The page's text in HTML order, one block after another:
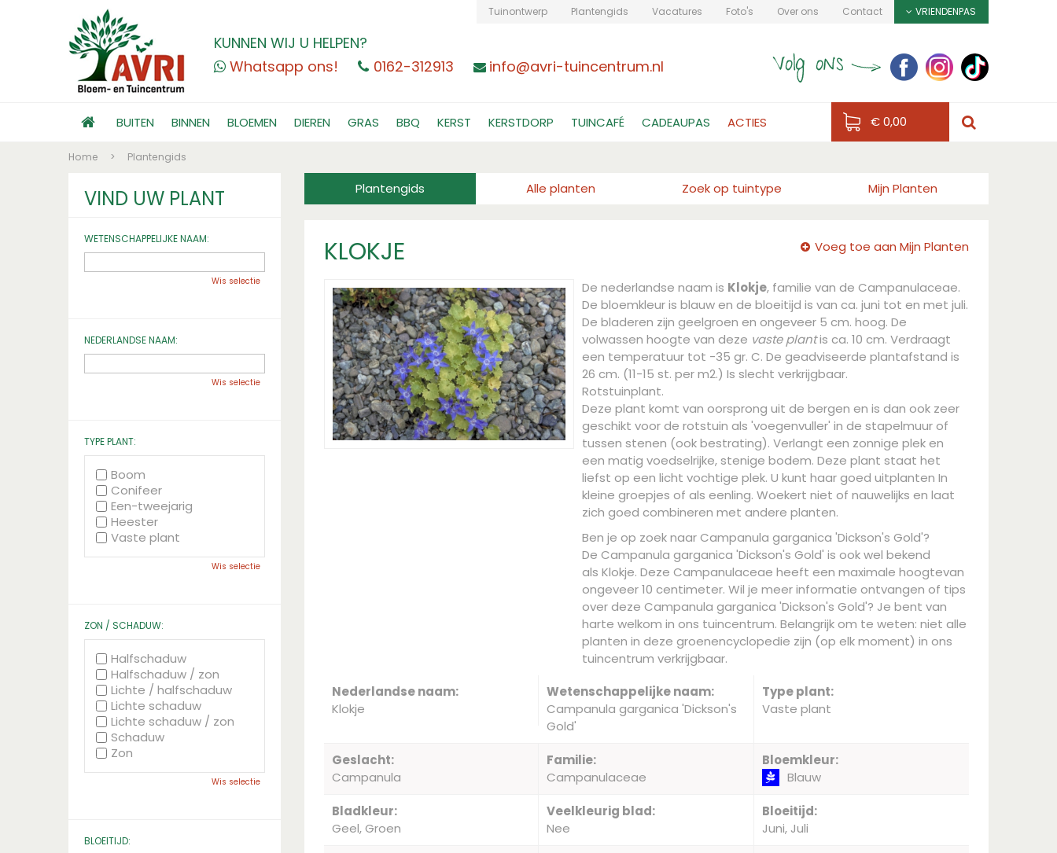
Home > Plantengids
KUNNEN WIJ U HELPEN?
Whatsapp ons!
0162-312913 info@avri-tuincentrum.nl
Tuinontwerp Plantengids Vacatures Foto's Over ons Contact VRIENDENPAS
BUITEN BINNEN BLOEMEN DIEREN GRAS BBQ KERST KERSTDORP TUINCAFÉ CADEAUPAS ACTIES € 0,00
Plantengids Alle planten Zoek op tuintype Mijn Planten
KLOKJE Voeg toe aan Mijn Planten
De nederlandse naam is Klokje, familie van de Campanulaceae.
De bloemkleur is blauw en de bloeitijd is van ca. juni tot en met juli.
De bladeren zijn geelgroen en ongeveer 5 cm. hoog. De
volwassen hoogte van deze vaste plantis ca. 10 cm. Verdraagt
een temperatuur tot -35 gr. C. De geadviseerde plantafstand is
26 cm. (11-15 st. per m2.) Is slecht verkrijgbaar.
Rotstuinplant.
Deze plant komt van oorsprong uit de bergen en is dan ook zeer
geschikt voor de rotstuin als 'voegenvuller' in de stapelmuur of
tussen stenen (ook bestrating). Verlangt een zonnige plek en
een matig voedselrijke, stenige bodem. Deze plant staat het
liefst op een licht vochtige plek. U kunt haar goed uitplanten In
kleine groepjes of als eenling. Woekert niet of nauwelijks en laat
zich goed combineren met andere planten.
Ben je op zoek naar Campanula garganica 'Dickson's Gold'?
De Campanula garganica 'Dickson's Gold' is ook wel bekend
als Klokje. Deze Campanulaceae heeft een maximale hoogtevan
ongeveer 10 centimeter. Wil je meer informatie ontvangen of tips
over deze Campanula garganica 'Dickson's Gold'? Je bent van
harte welkom in ons tuincentrum. Belangrijk om te weten: niet alle
planten in deze groenencyclopedie zijn (op elk moment) in ons
tuincentrum verkrijgbaar.
Nederlandse naam:
Klokje
Wetenschappelijke naam:
Campanula garganica 'Dickson's
Gold'
Type plant:
Vaste plant
Geslacht:
Campanula
Familie:
Campanulaceae
Bloemkleur:
Blauw
Bladkleur:
Geel, Groen
Veelkleurig blad:
Nee
Bloeitijd:
Juni, Juli
VIND UW PLANT
WETENSCHAPPELIJKE NAAM:
Wis selectie
NEDERLANDSE NAAM:
Wis selectie
TYPE PLANT:
Boom
Conifeer
Een-tweejarig
Heester
Vaste plant
Wis selectie
ZON / SCHADUW:
Halfschaduw
Halfschaduw / zon
Lichte / halfschaduw
Lichte schaduw
Lichte schaduw / zon
Schaduw
Zon
Wis selectie
BLOEITIJD: